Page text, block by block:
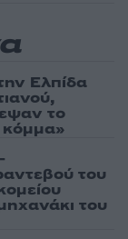
Ελπίδα
το
κόμμα»
του
του